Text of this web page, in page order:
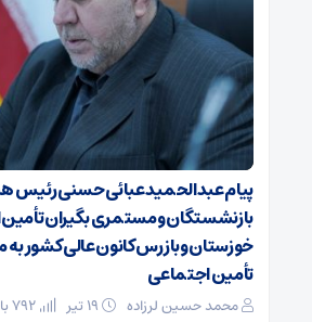
پیام عبدالحمید عبائی حسنی رئیس
بازنشستگان ومستمری بگیران
خوزستان وبازرس کانون عالی کشور
تأمین اجتماعی
محمد حسین لرزاده